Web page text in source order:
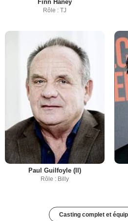
Finn Haney
Rôle : TJ
Paul Guilfoyle (II)
Rôle : Billy
Casting complet et